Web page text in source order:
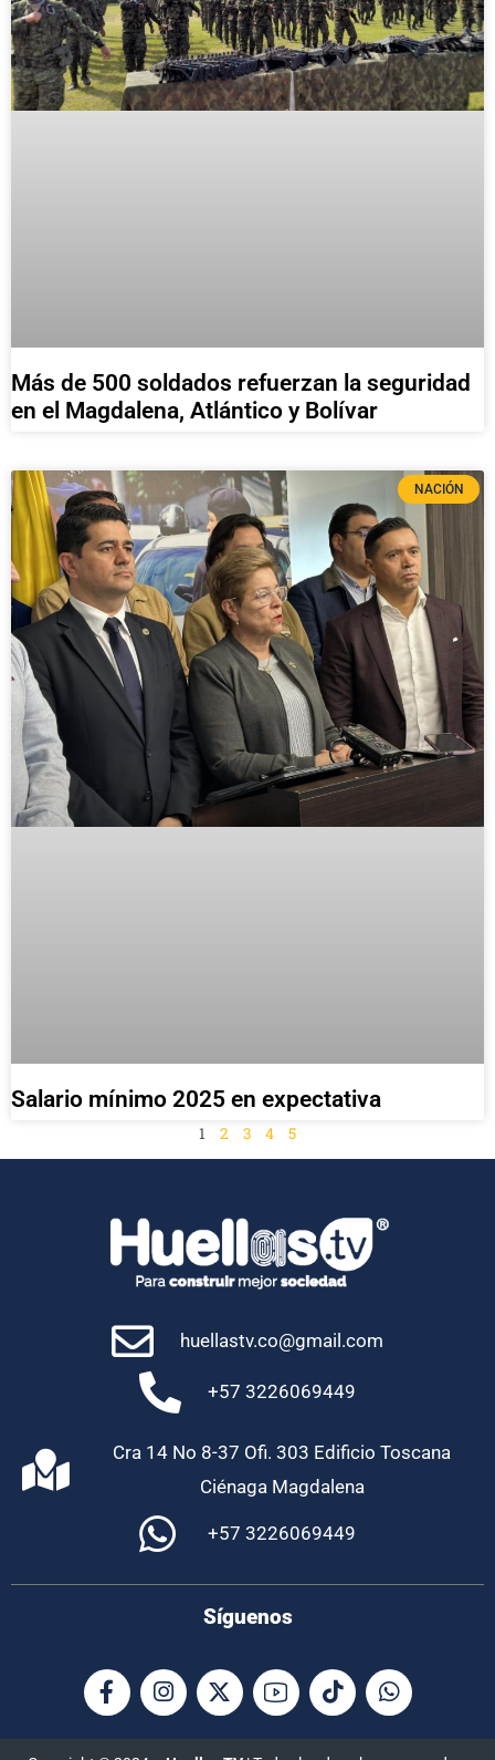
Más de 500 soldados refuerzan la seguridad
en el Magdalena, Atlántico y Bolívar
NACIÓN
Salario mínimo 2025 en expectativa
1 2 3 4 5
huellastv.co@gmail.com
+57 3226069449
Cra 14 No 8-37 Ofi. 303 Edificio Toscana
Ciénaga Magdalena
+57 3226069449
Síguenos